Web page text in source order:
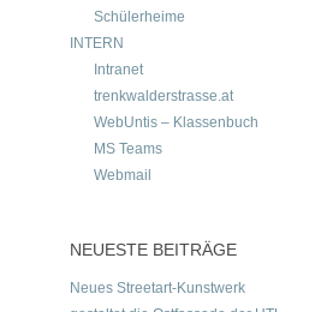
Schülerheime
INTERN
Intranet
trenkwalderstrasse.at
WebUntis – Klassenbuch
MS Teams
Webmail
NEUESTE BEITRÄGE
Neues Streetart-Kunstwerk